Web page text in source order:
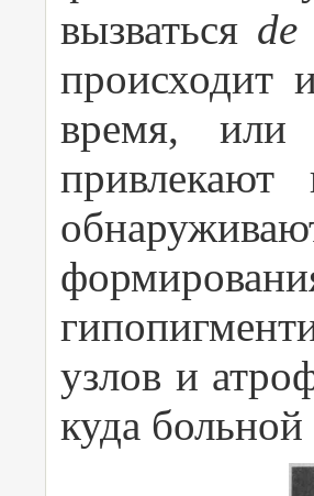
вызваться
происходит
время, или
узлов и
куда